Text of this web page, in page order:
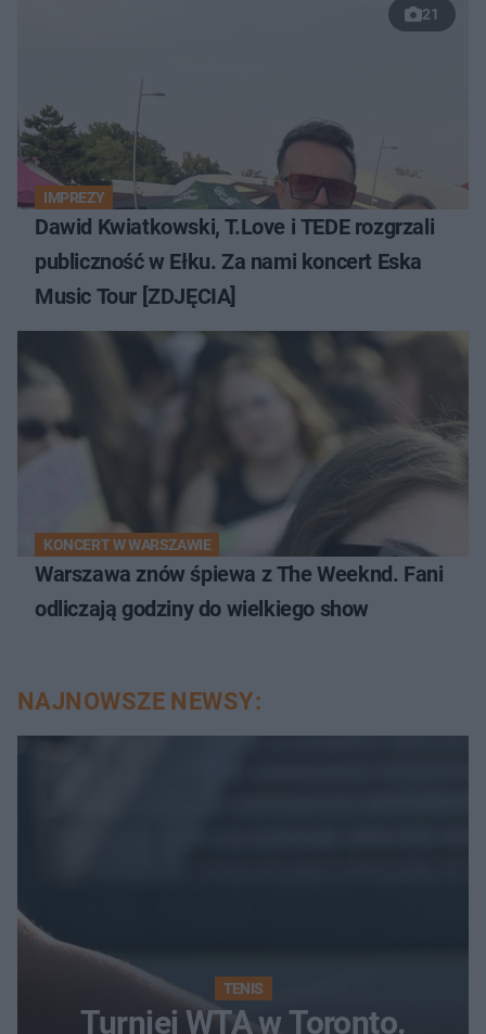
21
IMPREZY
Dawid Kwiatkowski, T.Love i TEDE rozgrzali
publiczność w Ełku. Za nami koncert Eska
Music Tour [ZDJĘCIA]
KONCERT W WARSZAWIE
Warszawa znów śpiewa z The Weeknd. Fani
odliczają godziny do wielkiego show
NAJNOWSZE NEWSY:
TENIS
Turniej WTA w Toronto.